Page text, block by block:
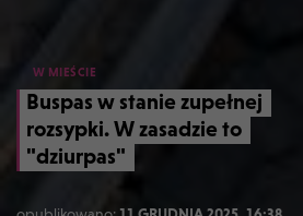
W MIEŚCIE
Buspas w stanie zupełnej
rozsypki. W zasadzie to
"dziurpas"